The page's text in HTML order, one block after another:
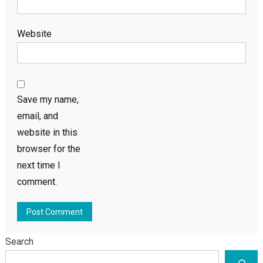
Website
Save my name,
email, and
website in this
browser for the
next time I
comment.
Search